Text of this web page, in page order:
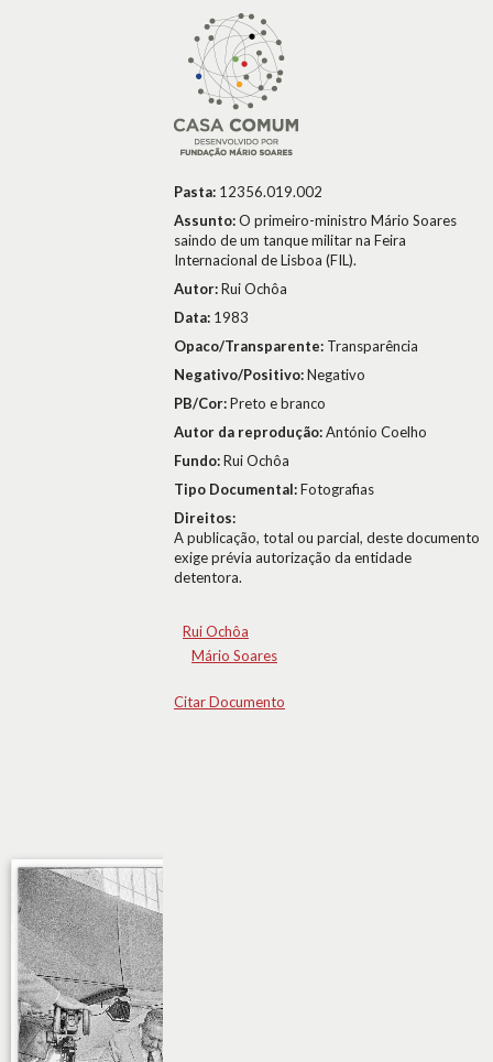
Pasta: 12356.019.002
Assunto:O primeiro-ministro Mário Soares
saindo de um tanque militar na Feira
Internacional de Lisboa (FIL).
Autor:Rui Ochôa
Data: 1983
Opaco/Transparente: Transparência
Negativo/Positivo:Negativo
PB/Cor:Preto e branco
Autor da reprodução:António Coelho
Fundo:Rui Ochôa
Tipo Documental:Fotografias
Direitos:
A publicação, total ou parcial, deste documento
exige prévia autorização da entidade
detentora.
Rui Ochôa
Mário Soares
Citar Documento